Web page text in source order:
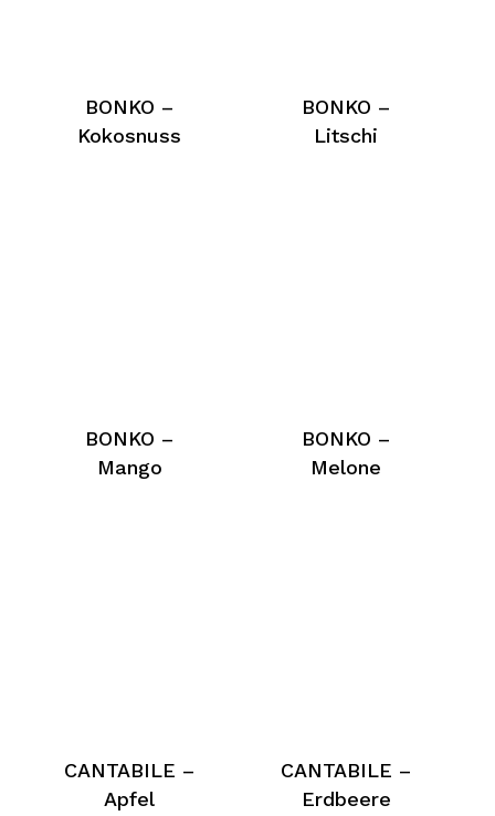
BONKO –
Kokosnuss
BONKO –
Litschi
BONKO –
Mango
BONKO –
Melone
CANTABILE –
Apfel
CANTABILE –
Erdbeere